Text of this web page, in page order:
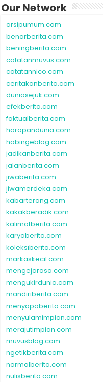
Our Network
arsipumum.com
benarberita.com
beningberita.com
catatanmuvus.com
catatannico.com
ceritakanberita.com
duniasejuk.com
efekberita.com
faktualberita.com
harapandunia.com
hobingeblog.com
jadikanberita.com
jalanberita.com
jiwaberita.com
jiwamerdeka.com
kabarterang.com
kakakberadik.com
kalimatberita.com
karyaberita.com
koleksiberita.com
markaskecil.com
mengejarasa.com
mengukirdunia.com
mandiriberita.com
menyapaberita.com
menyulamimpian.com
merajutimpian.com
muvusblog.com
ngetikberita.com
normalberita.com
nulisberita.com